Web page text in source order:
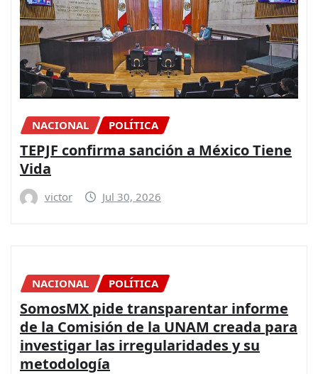
NACIONAL POLÍTICA
TEPJF confirma sanción a México Tiene
Vida
victor Jul 30, 2026
NACIONAL POLÍTICA
SomosMX pide transparentar informe
de la Comisión de la UNAM creada para
investigar las irregularidades y su
metodología